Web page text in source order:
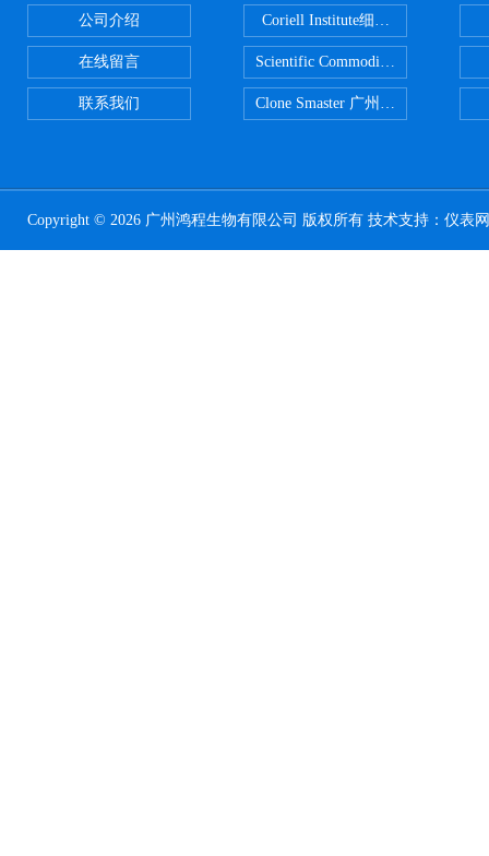
公司介绍
在线留言
联系我们
Scientific CommoditiesPE管 广州
Clone Smaster 广州鸿程代理
Copyright © 2026 广州鸿程生物有限公司 版权所有 技术支持： 仪表网